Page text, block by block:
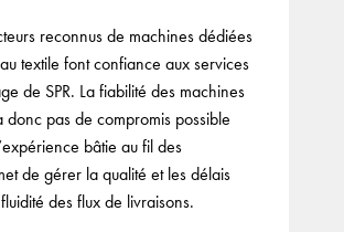
reconnus de machines dédiées
textile font confiance aux services
de SPR. La fiabilité des machines
donc pas de compromis possible
bâtie au fil des
de gérer la qualité et les délais
des flux de livraisons.